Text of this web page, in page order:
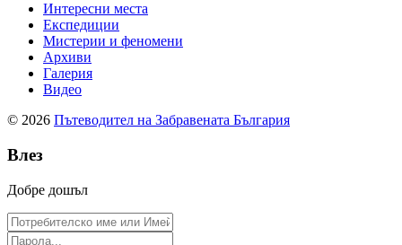
Интересни места
Експедиции
Мистерии и феномени
Архиви
Галерия
Видео
© 2026 Пътеводител на Забравената България
Влез
Добре дошъл